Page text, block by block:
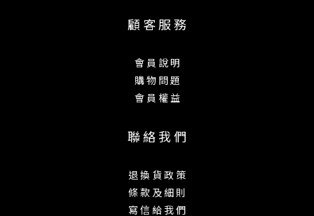
顧 客 服 務
會 員 說 明
購 物 問 題
會 員 權 益
聯 絡 我 們
退 換 貨 政 策
條 款 及 細 則
寫 信 給 我 們